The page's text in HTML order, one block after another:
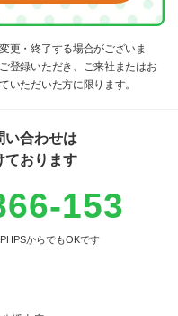
更・終了する場合がございま
登録いただき、ご来社またはお
いただいた方に限ります。
い合わせは
ております
153
からでもOKです